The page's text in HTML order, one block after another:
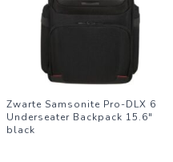
Zwarte Samsonite Pro-DLX 6
Underseater Backpack 15.6"
black